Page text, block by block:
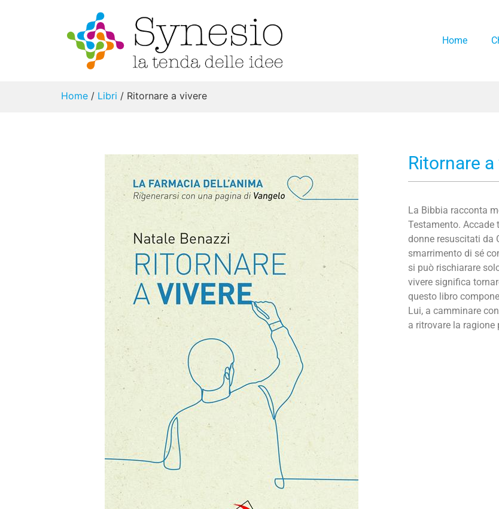
Home
Home / Libri / Ritornare a vivere
Ritornare
La Bibbia racconta
Testamento. Accade
donne resuscitati da
smarrimento di sé
si può rischiarare
vivere significa
questo libro
Lui, a camminare
a ritrovare la ragione